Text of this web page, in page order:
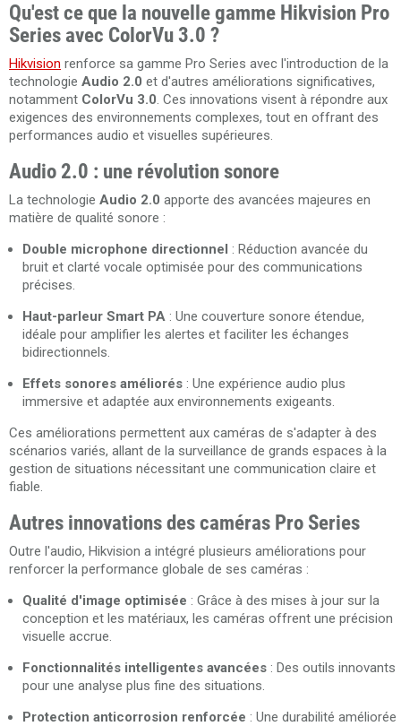
Qu'est ce que la nouvelle gamme Hikvision Pro
Series avec ColorVu 3.0 ?
Hikvision renforce sa gamme Pro Series avec l'introduction de la
technologie Audio 2.0 et d'autres améliorations significatives,
notamment ColorVu 3.0. Ces innovations visent à répondre aux
exigences des environnements complexes, tout en offrant des
performances audio et visuelles supérieures.
Audio 2.0 : une révolution sonore
La technologie Audio 2.0 apporte des avancées majeures en
matière de qualité sonore :
Double microphone directionnel : Réduction avancée du
bruit et clarté vocale optimisée pour des communications
précises.
Haut-parleur Smart PA : Une couverture sonore étendue,
idéale pour amplifier les alertes et faciliter les échanges
bidirectionnels.
Effets sonores améliorés : Une expérience audio plus
immersive et adaptée aux environnements exigeants.
Ces améliorations permettent aux caméras de s'adapter à des
scénarios variés, allant de la surveillance de grands espaces à la
gestion de situations nécessitant une communication claire et
fiable.
Autres innovations des caméras Pro Series
Outre l'audio, Hikvision a intégré plusieurs améliorations pour
renforcer la performance globale de ses caméras :
Qualité d'image optimisée : Grâce à des mises à jour sur la
conception et les matériaux, les caméras offrent une précision
visuelle accrue.
Fonctionnalités intelligentes avancées : Des outils innovants
pour une analyse plus fine des situations.
Protection anticorrosion renforcée : Une durabilité améliorée